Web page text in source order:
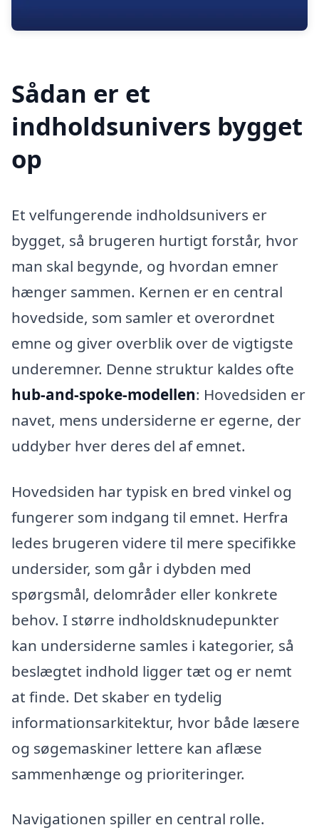
Sådan er et
indholdsunivers bygget
op
Et velfungerende indholdsunivers er
bygget, så brugeren hurtigt forstår, hvor
man skal begynde, og hvordan emner
hænger sammen. Kernen er en central
hovedside, som samler et overordnet
emne og giver overblik over de vigtigste
underemner. Denne struktur kaldes ofte
hub-and-spoke-modellen: Hovedsiden er
navet, mens undersiderne er egerne, der
uddyber hver deres del af emnet.
Hovedsiden har typisk en bred vinkel og
fungerer som indgang til emnet. Herfra
ledes brugeren videre til mere specifikke
undersider, som går i dybden med
spørgsmål, delområder eller konkrete
behov. I større indholdsknudepunkter
kan undersiderne samles i kategorier, så
beslægtet indhold ligger tæt og er nemt
at finde. Det skaber en tydelig
informationsarkitektur, hvor både læsere
og søgemaskiner lettere kan aflæse
sammenhænge og prioriteringer.
Navigationen spiller en central rolle.